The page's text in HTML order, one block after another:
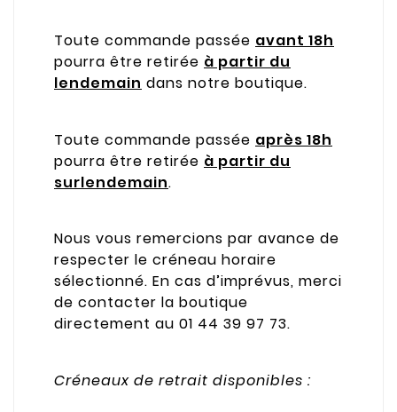
Toute commande passée avant 18h
pourra être retirée à partir du
lendemain dans notre boutique.
Toute commande passée après 18h
pourra être retirée à partir du
surlendemain.
Nous vous remercions par avance de
respecter le créneau horaire
sélectionné. En cas d’imprévus, merci
de contacter la boutique
directement au 01 44 39 97 73.
Créneaux de retrait disponibles :